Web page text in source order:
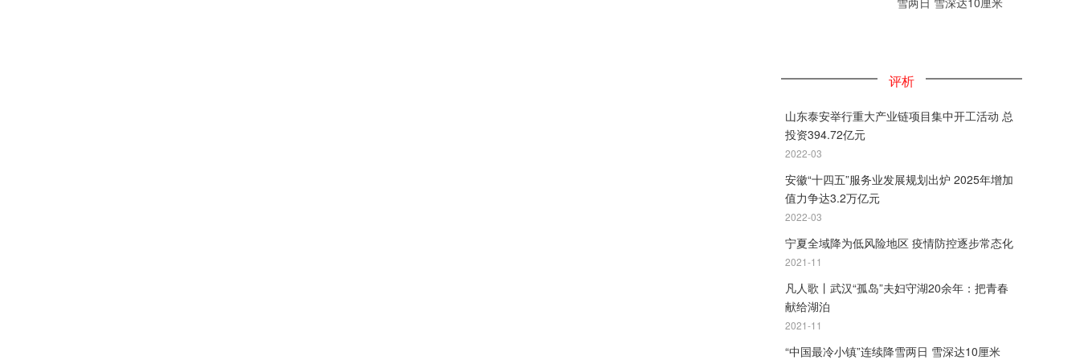
评析
山东泰安举行重大产业链项目集中开工活动 总
投资394.72亿元
2022-03
安徽“十四五”服务业发展规划出炉 2025年增加
值力争达3.2万亿元
2022-03
宁夏全域降为低风险地区 疫情防控逐步常态化
2021-11
凡人歌丨武汉“孤岛”夫妇守湖20余年：把青春
献给湖泊
2021-11
“中国最冷小镇”连续降雪两日 雪深达10厘米